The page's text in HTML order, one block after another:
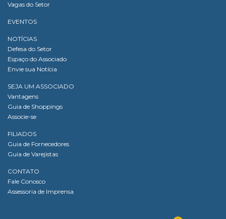
Vagas do Setor
EVENTOS
NOTÍCIAS
Defesa do Setor
Espaço do Associado
Envie sua Notícia
SEJA UM ASSOCIADO
Vantagens
Guia de Shoppings
Associe-se
FILIADOS
Guia de Fornecedores
Guia de Varejistas
CONTATO
Fale Conosco
Assessoria de Imprensa